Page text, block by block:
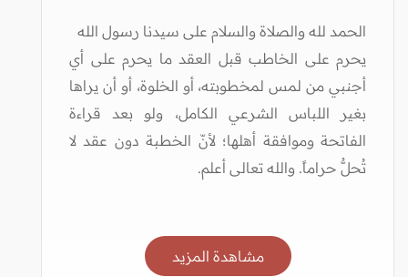
الحمد لله والصلاة والسلام على سيدنا رسول الله
يحرم على الخاطب قبل العقد ما يحرم على أي
أجنبي من لمس لمخطوبته، أو الخلوة، أو أن يراها
بغير اللباس الشرعي الكامل، ولو بعد قراءة
الفاتحة وموافقة أهلها؛ لأنّ الخطبة دون عقد لا
تُحلُّ حراماً. والله تعالى أعلم.
مشاهدة المزيد